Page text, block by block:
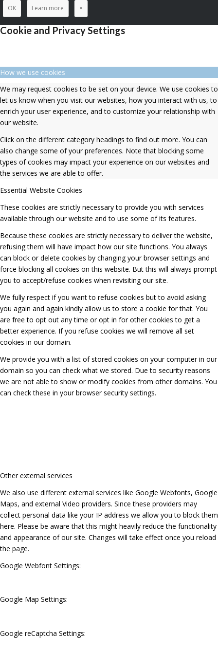
OK Learn more ×
Cookie and Privacy Settings
How we use cookies
We may request cookies to be set on your device. We use cookies to
let us know when you visit our websites, how you interact with us, to
enrich your user experience, and to customize your relationship with
our website.
Click on the different category headings to find out more. You can
also change some of your preferences. Note that blocking some
types of cookies may impact your experience on our websites and
the services we are able to offer.
Essential Website Cookies
These cookies are strictly necessary to provide you with services
available through our website and to use some of its features.
Because these cookies are strictly necessary to deliver the website,
refusing them will have impact how our site functions. You always
can block or delete cookies by changing your browser settings and
force blocking all cookies on this website. But this will always prompt
you to accept/refuse cookies when revisiting our site.
We fully respect if you want to refuse cookies but to avoid asking
you again and again kindly allow us to store a cookie for that. You
are free to opt out any time or opt in for other cookies to get a
better experience. If you refuse cookies we will remove all set
cookies in our domain.
We provide you with a list of stored cookies on your computer in our
domain so you can check what we stored. Due to security reasons
we are not able to show or modify cookies from other domains. You
can check these in your browser security settings.
Other external services
We also use different external services like Google Webfonts, Google
Maps, and external Video providers. Since these providers may
collect personal data like your IP address we allow you to block them
here. Please be aware that this might heavily reduce the functionality
and appearance of our site. Changes will take effect once you reload
the page.
Google Webfont Settings:
Google Map Settings:
Google reCaptcha Settings: